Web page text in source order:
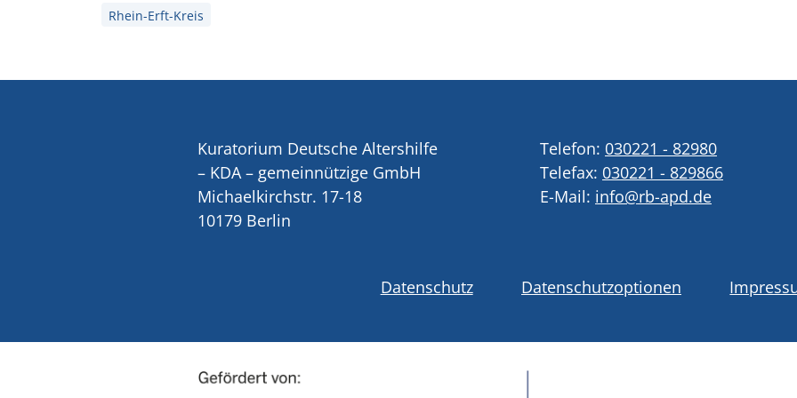
Rhein-Erft-Kreis
Kuratorium Deutsche Altershilfe
– KDA – gemeinnützige GmbH
Michaelkirchstr. 17-18
10179 Berlin
Telefon: 030221 - 82980
Telefax: 030221 - 829866
E-Mail: info@rb-apd.de
Datenschutz Datenschutzoptionen